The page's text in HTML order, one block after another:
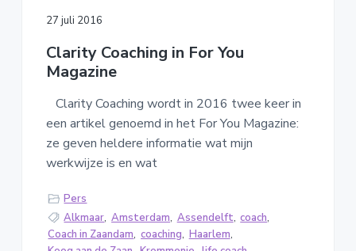
27 juli 2016
Clarity Coaching in For You
Magazine
Clarity Coaching wordt in 2016 twee keer in
een artikel genoemd in het For You Magazine:
ze geven heldere informatie wat mijn
werkwijze is en wat
Pers
Alkmaar, Amsterdam, Assendelft, coach,
Coach in Zaandam, coaching, Haarlem,